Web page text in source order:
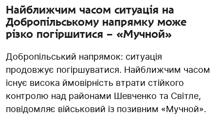
Найближчим часом ситуація на
Добропільському напрямку може
різко погіршитися – «Мучной»
Добропільський напрямок: ситуація
продовжує погіршуватися. Найближчим часом
існує висока ймовірність втрати стійкого
контролю над районами Шевченко та Світле,
повідомляє військовий із позивним «Мучной».